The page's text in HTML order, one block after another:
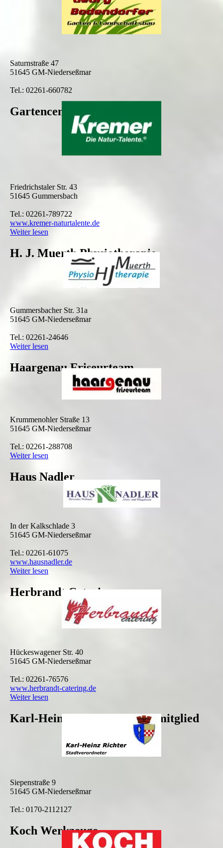
Saturnstraße 47
51645 GM-Niederseßmar
Tel.: 02261-660782
Gartencenter Kremer
Friedrichstaler Str. 43
51645 Gummersbach
Tel.: 02261-789722
www.kremer-naturtalente.de
Weiter lesen
H. J. Muerth Physiotherapie
Gummersbacher Str. 31a
51645 GM-Niederseßmar
Tel.: 02261-24646
Weiter lesen
Haargenau Friseurteam
Krummenohler Straße 13
51645 GM-Niederseßmar
Tel.: 02261-288708
Weiter lesen
Haus Nadler
In der Kalkschlade 3
51645 GM-Niederseßmar
Tel.: 02261-61075
www.hausnadler.de
Weiter lesen
Herbrandt Catering
Hückeswagener Str. 40
51645 GM-Niederseßmar
Tel.: 02261-76576
www.herbrandt-catering.de
Weiter lesen
Karl-Heinz Richter - Fördermitglied
Siepenstraße 9
51645 GM-Niederseßmar
Tel.: 0170-2112127
Koch Werkzeuge